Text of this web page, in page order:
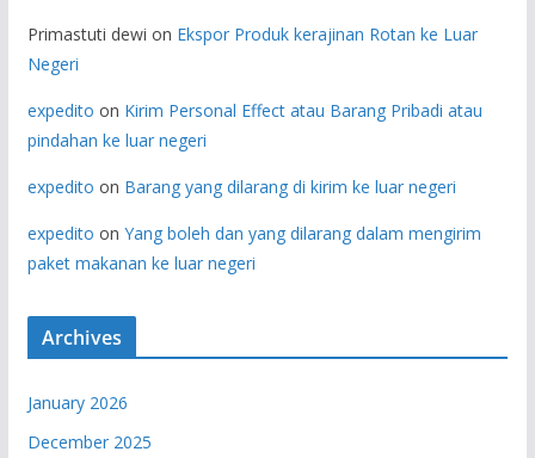
Primastuti dewi on Ekspor Produk kerajinan Rotan ke Luar
Negeri
expedito on Kirim Personal Effect atau Barang Pribadi atau
pindahan ke luar negeri
expedito on Barang yang dilarang di kirim ke luar negeri
expedito on Yang boleh dan yang dilarang dalam mengirim
paket makanan ke luar negeri
Archives
January 2026
December 2025